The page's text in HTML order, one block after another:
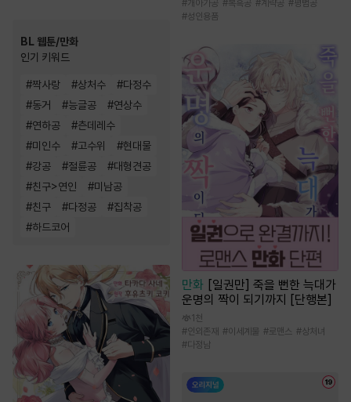
BL 웹툰/만화
인기 키워드
#짝사랑 #상처수 #다정수
#동거 #능글공 #연상수
#연하공 #츤데레수
#미인수 #고수위 #현대물
#강공 #절륜공 #대형견공
#친구>연인 #미남공
#친구 #다정공 #집착공
#하드코어
#개아가공 #복흑공 #계략공 #평범공
#성인용품
만화 [일권만] 죽을 뻔한 늑대가
운명의 짝이 되기까지 [단행본]
1천
#인외존재 #이세계물 #로맨스 #상처녀
#다정남